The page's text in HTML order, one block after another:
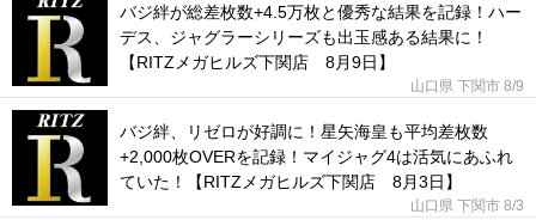
バジ絆が総差枚数+4.5万枚と優秀な結果を記録！ハー
デス、ジャグラーシリーズも出玉感ある結果に！
【RITZメガヒルズ下関店 8月9日】
山口県 下関市 8/9
バジ絆、リゼロが好調に！星矢海皇も平均差枚数
+2,000枚OVERを記録！マイジャグ4は活気にあふれ
ていた！【RITZメガヒルズ下関店 8月3日】
山口県 下関市 8/3